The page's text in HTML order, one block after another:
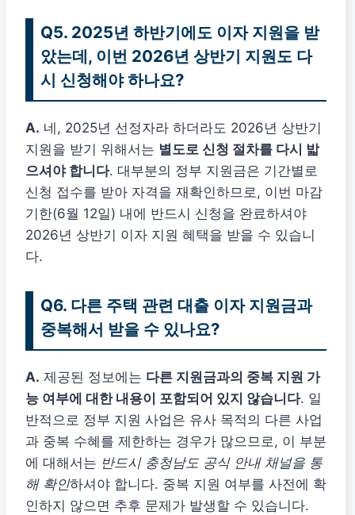
Q5. 2025년 하반기에도 이자 지원을 받
았는데, 이번 2026년 상반기 지원도 다
시 신청해야 하나요?
A. 네, 2025년 선정자라 하더라도 2026년 상반기
지원을 받기 위해서는 별도로 신청 절차를 다시 밟
으셔야 합니다. 대부분의 정부 지원금은 기간별로
신청 접수를 받아 자격을 재확인하므로, 이번 마감
기한(6월 12일) 내에 반드시 신청을 완료하셔야
2026년 상반기 이자 지원 혜택을 받을 수 있습니
다.
Q6. 다른 주택 관련 대출 이자 지원금과
중복해서 받을 수 있나요?
A. 제공된 정보에는 다른 지원금과의 중복 지원 가
능 여부에 대한 내용이 포함되어 있지 않습니다. 일
반적으로 정부 지원 사업은 유사 목적의 다른 사업
과 중복 수혜를 제한하는 경우가 많으므로, 이 부분
에 대해서는 반드시 충청남도 공식 안내 채널을 통
해 확인하셔야 합니다. 중복 지원 여부를 사전에 확
인하지 않으면 추후 문제가 발생할 수 있습니다.